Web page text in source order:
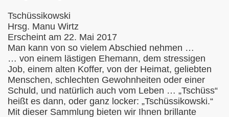
Tschüssikowski
Hrsg. Manu Wirtz
Erscheint am 22. Mai 2017
Man kann von so vielem Abschied nehmen …
… von einem lästigen Ehemann, dem stressigen
Job, einem alten Koffer, von der Heimat, geliebten
Menschen, schlechten Gewohnheiten oder einer
Schuld, und natürlich auch vom Leben … „Tschüss“
heißt es dann, oder ganz locker: „Tschüssikowski.“
Mit dieser Sammlung bieten wir Ihnen brillante